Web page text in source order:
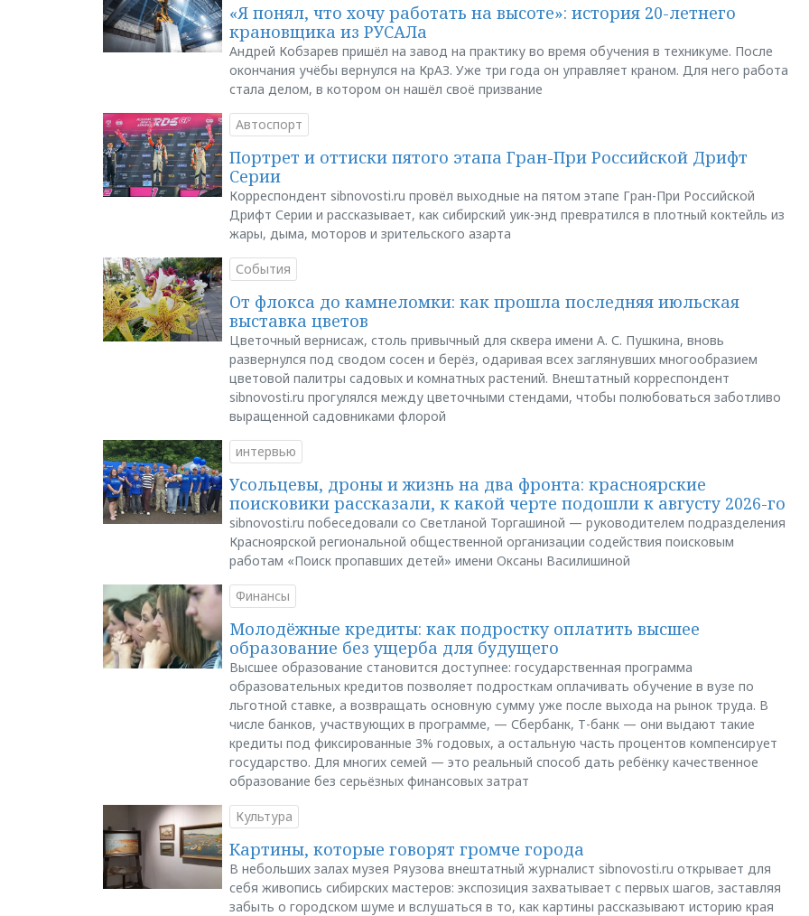
«Я понял, что хочу работать на высоте»: история 20-летнего
крановщика из РУСАЛа
Андрей Кобзарев пришёл на завод на практику во время обучения в техникуме. После
окончания учёбы вернулся на КрАЗ. Уже три года он управляет краном. Для него работа
стала делом, в котором он нашёл своё призвание
Автоспорт
Портрет и оттиски пятого этапа Гран-При Российской Дрифт
Серии
Корреспондент sibnovosti.ru провёл выходные на пятом этапе Гран-При Российской
Дрифт Серии и рассказывает, как сибирский уик-энд превратился в плотный коктейль из
жары, дыма, моторов и зрительского азарта
События
От флокса до камнеломки: как прошла последняя июльская
выставка цветов
Цветочный вернисаж, столь привычный для сквера имени А. С. Пушкина, вновь
развернулся под сводом сосен и берёз, одаривая всех заглянувших многообразием
цветовой палитры садовых и комнатных растений. Внештатный корреспондент
sibnovosti.ru прогулялся между цветочными стендами, чтобы полюбоваться заботливо
выращенной садовниками флорой
интервью
Усольцевы, дроны и жизнь на два фронта: красноярские
поисковики рассказали, к какой черте подошли к августу 2026-го
sibnovosti.ru побеседовали со Светланой Торгашиной — руководителем подразделения
Красноярской региональной общественной организации содействия поисковым
работам «Поиск пропавших детей» имени Оксаны Василишиной
Финансы
Молодёжные кредиты: как подростку оплатить высшее
образование без ущерба для будущего
Высшее образование становится доступнее: государственная программа
образовательных кредитов позволяет подросткам оплачивать обучение в вузе по
льготной ставке, а возвращать основную сумму уже после выхода на рынок труда. В
числе банков, участвующих в программе, — Сбербанк, Т-банк — они выдают такие
кредиты под фиксированные 3% годовых, а остальную часть процентов компенсирует
государство. Для многих семей — это реальный способ дать ребёнку качественное
образование без серьёзных финансовых затрат
Культура
Картины, которые говорят громче города
В небольших залах музея Ряузова внештатный журналист sibnovosti.ru открывает для
себя живопись сибирских мастеров: экспозиция захватывает с первых шагов, заставляя
забыть о городском шуме и вслушаться в то, как картины рассказывают историю края